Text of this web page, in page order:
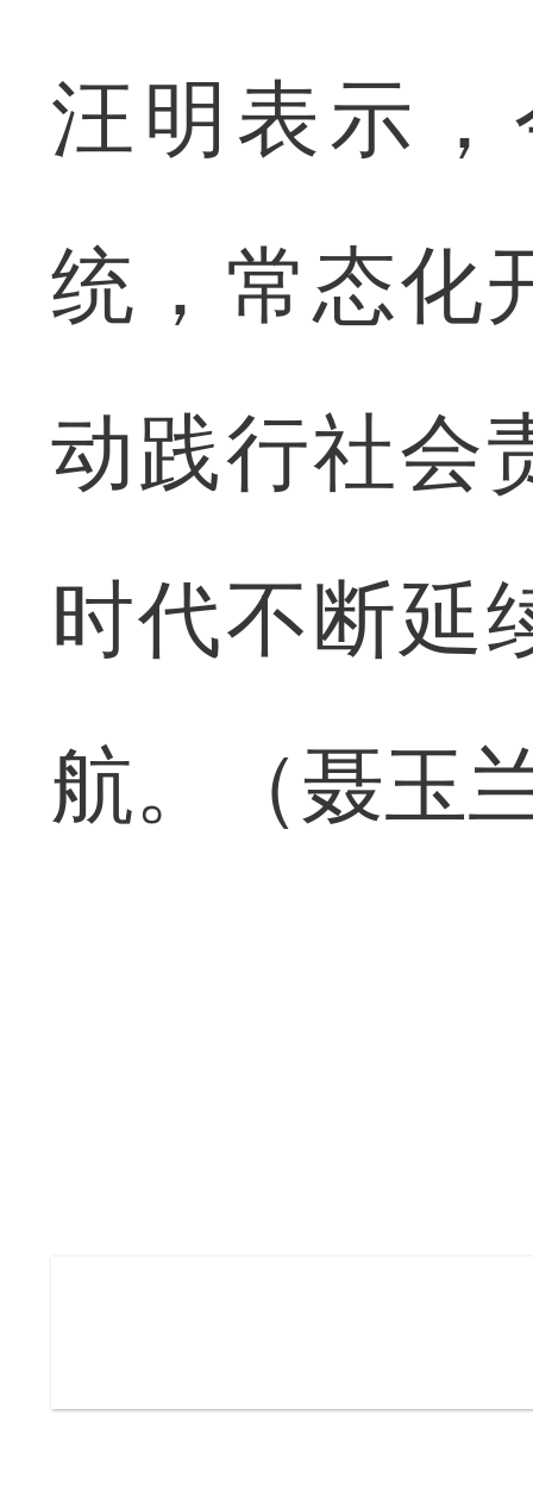
汪明表示
统，常态化
动践行社会
时代不断延
航。（聂玉